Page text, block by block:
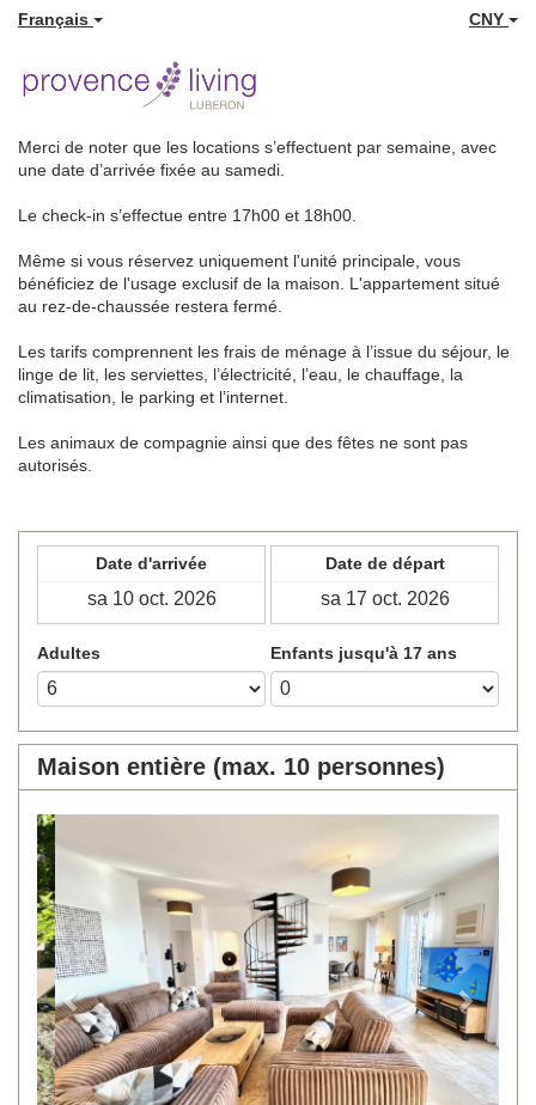
Français CNY
Merci de noter que les locations s’effectuent par semaine, avec
une date d’arrivée fixée au samedi.
Le check-in s’effectue entre 17h00 et 18h00.
Même si vous réservez uniquement l'unité principale, vous
bénéficiez de l'usage exclusif de la maison. L'appartement situé
au rez-de-chaussée restera fermé.
Les tarifs comprennent les frais de ménage à l’issue du séjour, le
linge de lit, les serviettes, l’électricité, l’eau, le chauffage, la
climatisation, le parking et l’internet.
Les animaux de compagnie ainsi que des fêtes ne sont pas
autorisés.
Date d'arrivée Date de départ
Adultes Enfants jusqu'à 17 ans
Maison entière (max. 10 personnes)
Next